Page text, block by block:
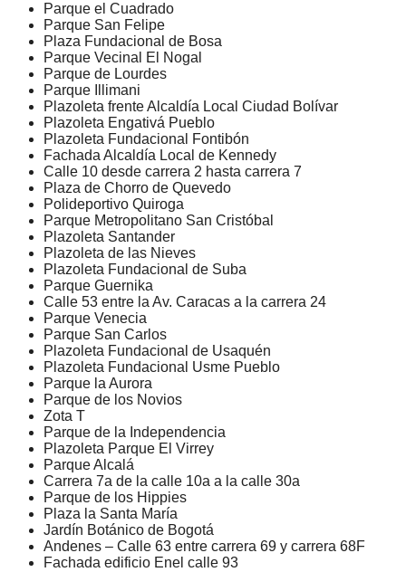
Parque el Cuadrado
Parque San Felipe
Plaza Fundacional de Bosa
Parque Vecinal El Nogal
Parque de Lourdes
Parque Illimani
Plazoleta frente Alcaldía Local Ciudad Bolívar
Plazoleta Engativá Pueblo
Plazoleta Fundacional Fontibón
Fachada Alcaldía Local de Kennedy
Calle 10 desde carrera 2 hasta carrera 7
Plaza de Chorro de Quevedo
Polideportivo Quiroga
Parque Metropolitano San Cristóbal
Plazoleta Santander
Plazoleta de las Nieves
Plazoleta Fundacional de Suba
Parque Guernika
Calle 53 entre la Av. Caracas a la carrera 24
Parque Venecia
Parque San Carlos
Plazoleta Fundacional de Usaquén
Plazoleta Fundacional Usme Pueblo
Parque la Aurora
Parque de los Novios
Zota T
Parque de la Independencia
Plazoleta Parque El Virrey
Parque Alcalá
Carrera 7a de la calle 10a a la calle 30a
Parque de los Hippies
Plaza la Santa María
Jardín Botánico de Bogotá
Andenes – Calle 63 entre carrera 69 y carrera 68F
Fachada edificio Enel calle 93